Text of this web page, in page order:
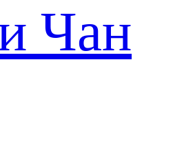
Чан